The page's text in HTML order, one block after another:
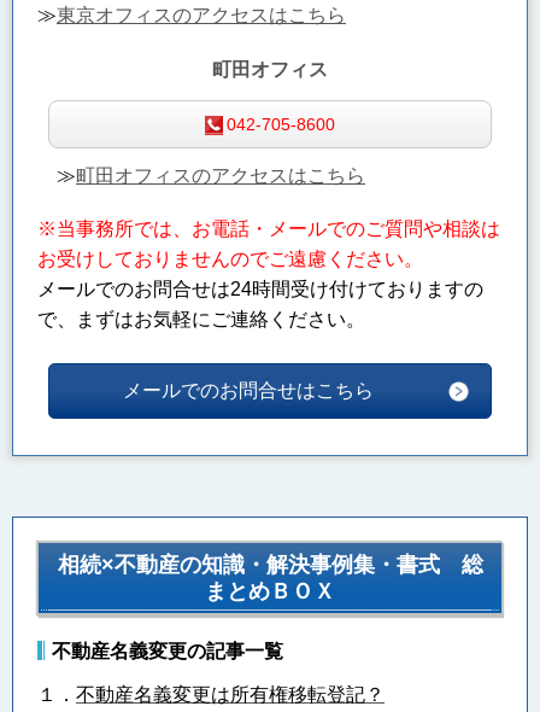
≫東京オフィスのアクセスはこちら
町田オフィス
042-705-8600
≫町田オフィスのアクセスはこちら
※当事務所では、お電話・メールでのご質問や相談は
お受けしておりませんのでご遠慮ください。
メールでのお問合せは24時間受け付けておりますの
で、まずはお気軽にご連絡ください。
メールでのお問合せはこちら
相続×不動産の知識・解決事例集・書式 総
まとめＢＯＸ
不動産名義変更の記事一覧
１． 不動産名義変更は所有権移転登記？